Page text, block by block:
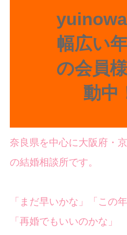
幅広い
の会員
動中
奈良県を中心に大阪府・
の結婚相談所です。
「まだ早いかな」「この
「再婚でもいいのかな」